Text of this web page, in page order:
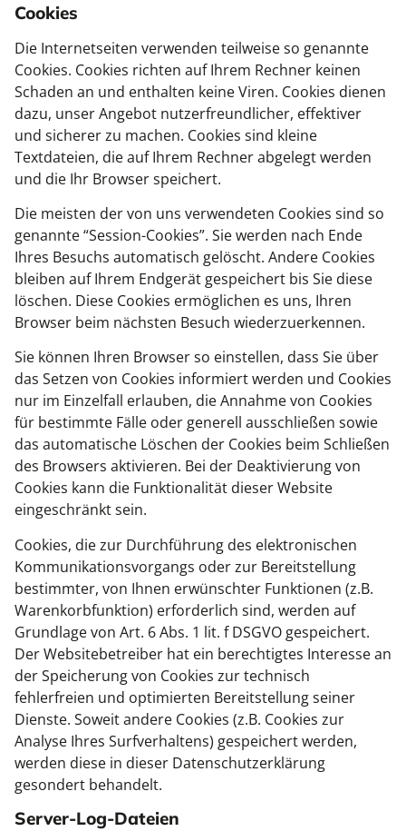
Cookies
Die Internetseiten verwenden teilweise so genannte
Cookies. Cookies richten auf Ihrem Rechner keinen
Schaden an und enthalten keine Viren. Cookies dienen
dazu, unser Angebot nutzerfreundlicher, effektiver
und sicherer zu machen. Cookies sind kleine
Textdateien, die auf Ihrem Rechner abgelegt werden
und die Ihr Browser speichert.
Die meisten der von uns verwendeten Cookies sind so
genannte “Session-Cookies”. Sie werden nach Ende
Ihres Besuchs automatisch gelöscht. Andere Cookies
bleiben auf Ihrem Endgerät gespeichert bis Sie diese
löschen. Diese Cookies ermöglichen es uns, Ihren
Browser beim nächsten Besuch wiederzuerkennen.
Sie können Ihren Browser so einstellen, dass Sie über
das Setzen von Cookies informiert werden und Cookies
nur im Einzelfall erlauben, die Annahme von Cookies
für bestimmte Fälle oder generell ausschließen sowie
das automatische Löschen der Cookies beim Schließen
des Browsers aktivieren. Bei der Deaktivierung von
Cookies kann die Funktionalität dieser Website
eingeschränkt sein.
Cookies, die zur Durchführung des elektronischen
Kommunikationsvorgangs oder zur Bereitstellung
bestimmter, von Ihnen erwünschter Funktionen (z.B.
Warenkorbfunktion) erforderlich sind, werden auf
Grundlage von Art. 6 Abs. 1 lit. f DSGVO gespeichert.
Der Websitebetreiber hat ein berechtigtes Interesse an
der Speicherung von Cookies zur technisch
fehlerfreien und optimierten Bereitstellung seiner
Dienste. Soweit andere Cookies (z.B. Cookies zur
Analyse Ihres Surfverhaltens) gespeichert werden,
werden diese in dieser Datenschutzerklärung
gesondert behandelt.
Server-Log-Dateien